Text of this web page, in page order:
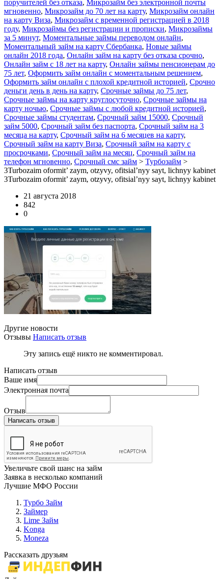
поручителей без отказа, Микрозайм без электронной почты
мгновенно, Микрозайм до 70 лет на карту, Микрозайм онлайн
на карту Виза, Микрозайм с временной регистрацией в 2018
году, Микрозаймы без регистрации и прописки, Микрозаймы
за 5 минут, Моментальные займы переводом онлайн,
Моментальный займ на карту Сбербанка, Новые займы
онлайн 2018 года, Онлайн займ на карту без отказа срочно,
Онлайн займ с 18 лет на карту, Онлайн займы пенсионерам до
75 лет, Оформить займ онлайн с моментальным решением,
Оформить займ онлайн с плохой кредитной историей, Срочно
деньги день в день на карту, Срочные займы до 75 лет,
Срочные займы на карту круглосуточно, Срочные займы на
карту ночью, Срочные займы с любой кредитной историей,
Срочные займы студентам, Срочный займ 15000, Срочный
займ 5000, Срочный займ без паспорта, Срочный займ на 3
месяца на карту, Срочный займ на 6 месяцев на карту,
Срочный займ на карту Виза, Срочный займ на карту с
просрочками, Срочный займ на месяц, Срочный займ на
телефон мгновенно, Срочный смс займ > Турбозайм >
3Turbozaim oformit’ zaym, otzyvy, ofitsial’nyy sayt, lichnyy kabinet
3Turbozaim oformit’ zaym, otzyvy, ofitsial’nyy sayt, lichnyy kabinet
21 августа 2018
842
0
Другие новости
Отзывы Написать отзыв
Эту запись ещё никто не комментировал.
Написать отзыв
Ваше имя
Электронная почта
Отзыв
Написать отзыв
Увеличьте свой шанс на займ
Заявка в несколько компаний
Лучшие МФО России
Турбо Займ
Займер
Lime Займ
Konga
Moneza
Рассказать друзьям